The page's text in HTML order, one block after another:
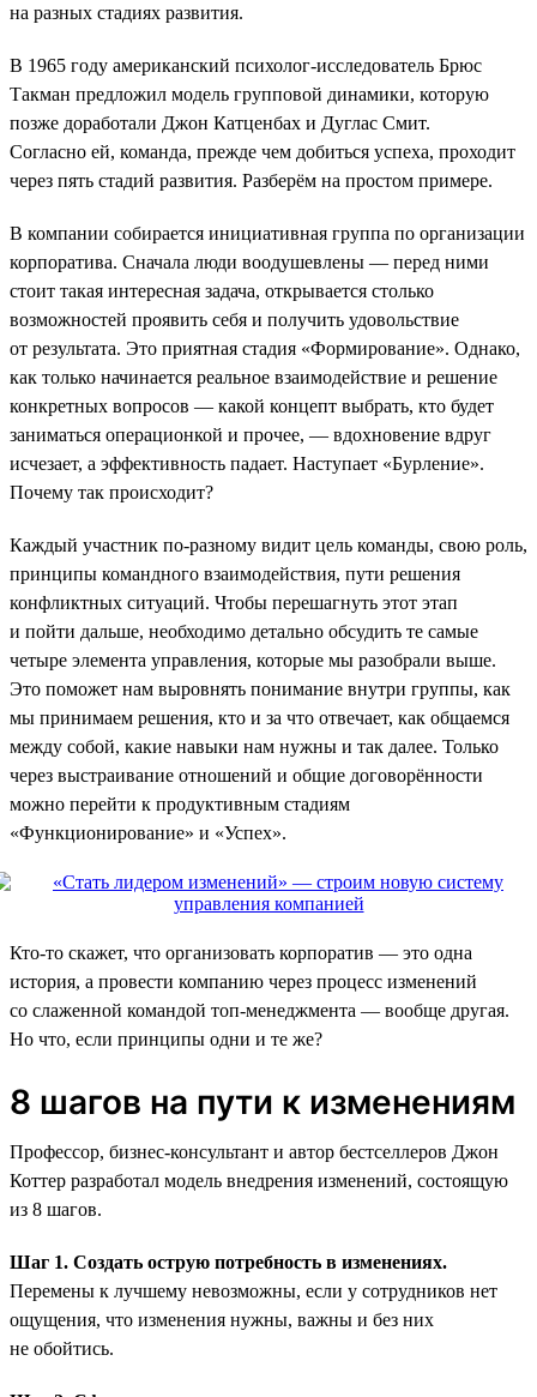
на разных стадиях развития.
В 1965 году американский психолог-исследователь Брюс
Такман предложил модель групповой динамики, которую
позже доработали Джон Катценбах и Дуглас Смит.
Согласно ей, команда, прежде чем добиться успеха, проходит
через пять стадий развития. Разберём на простом примере.
В компании собирается инициативная группа по организации
корпоратива. Сначала люди воодушевлены — перед ними
стоит такая интересная задача, открывается столько
возможностей проявить себя и получить удовольствие
от результата. Это приятная стадия «Формирование». Однако,
как только начинается реальное взаимодействие и решение
конкретных вопросов — какой концепт выбрать, кто будет
заниматься операционкой и прочее, — вдохновение вдруг
исчезает, а эффективность падает. Наступает «Бурление».
Почему так происходит?
Каждый участник по-разному видит цель команды, свою роль,
принципы командного взаимодействия, пути решения
конфликтных ситуаций. Чтобы перешагнуть этот этап
и пойти дальше, необходимо детально обсудить те самые
четыре элемента управления, которые мы разобрали выше.
Это поможет нам выровнять понимание внутри группы, как
мы принимаем решения, кто и за что отвечает, как общаемся
между собой, какие навыки нам нужны и так далее. Только
через выстраивание отношений и общие договорённости
можно перейти к продуктивным стадиям
«Функционирование» и «Успех».
Кто-то скажет, что организовать корпоратив — это одна
история, а провести компанию через процесс изменений
со слаженной командой топ-менеджмента — вообще другая.
Но что, если принципы одни и те же?
8 шагов на пути к изменениям
Профессор, бизнес-консультант и автор бестселлеров Джон
Коттер разработал модель внедрения изменений, состоящую
из 8 шагов.
Шаг 1. Создать острую потребность в изменениях.
Перемены к лучшему невозможны, если у сотрудников нет
ощущения, что изменения нужны, важны и без них
не обойтись.